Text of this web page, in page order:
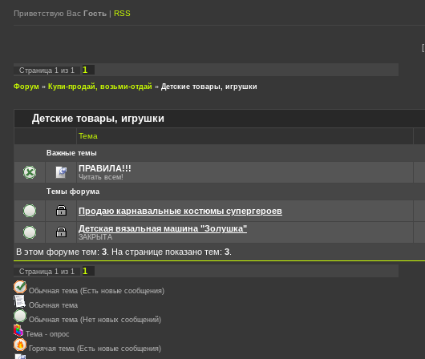
Приветствую Вас Гость | RSS
[
Страница 1 из 1 1
Форум » Купи-продай, возьми-отдай » Детские товары, игрушки
Детские товары, игрушки
Тема
Важные темы
ПРАВИЛА!!!
Читать всем!
Темы форума
Продаю карнавальные костюмы супергероев
Детская вязальная машина "Золушка"
ЗАКРЫТА
В этом форуме тем: 3 . На странице показано тем: 3
Страница 1 из 1 1
Обычная тема (Есть новые сообщения)
Обычная тема
Обычная тема (Нет новых сообщений)
Тема - опрос
Горячая тема (Есть новые сообщения)